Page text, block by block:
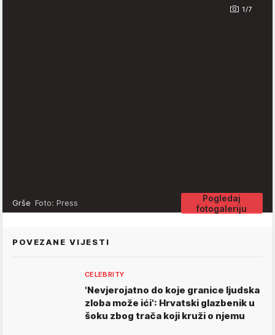
1/7
Pogledaj
fotogaleriju
Grše Foto: Press
POVEZANE VIJESTI
CELEBRITY
'Nevjerojatno do koje granice ljudska
zloba može ići': Hrvatski glazbenik u
šoku zbog trača koji kruži o njemu